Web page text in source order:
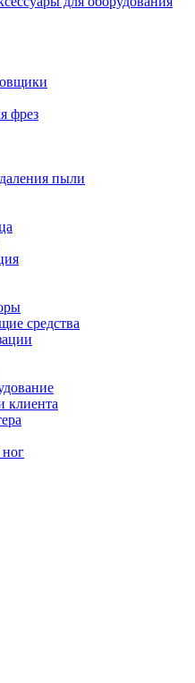
фрез
пыли
средства
клиента